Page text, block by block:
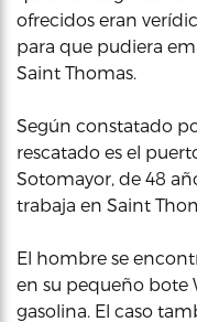
ofrecidos eran
para que pudiera
Saint Thomas.
Según constatado
rescatado es el
Sotomayor, de 48
trabaja en Saint
El hombre se
en su pequeño bote
gasolina. El caso